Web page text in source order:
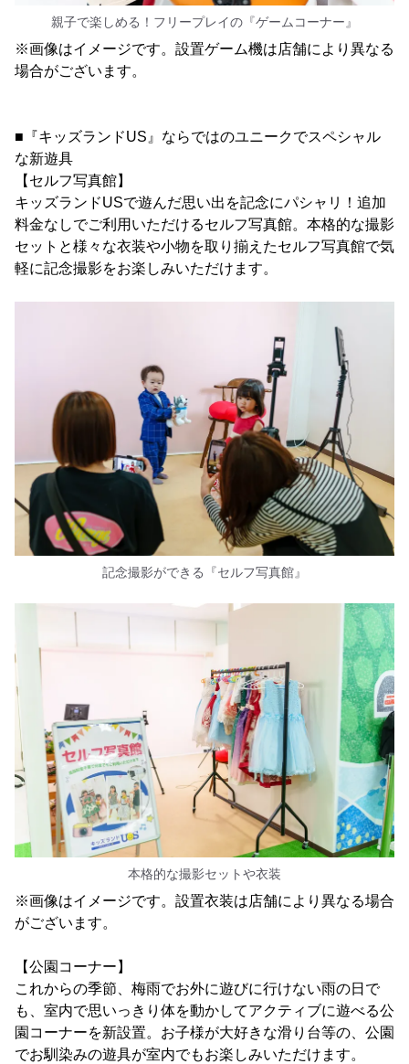
親子で楽しめる！フリープレイの『ゲームコーナー』
※画像はイメージです。設置ゲーム機は店舗により異なる
場合がございます。
■『キッズランドUS』ならではのユニークでスペシャル
な新遊具
【セルフ写真館】
キッズランドUSで遊んだ思い出を記念にパシャリ！追加
料金なしでご利用いただけるセルフ写真館。本格的な撮影
セットと様々な衣装や小物を取り揃えたセルフ写真館で気
軽に記念撮影をお楽しみいただけます。
記念撮影ができる『セルフ写真館』
本格的な撮影セットや衣装
※画像はイメージです。設置衣装は店舗により異なる場合
がございます。
【公園コーナー】
これからの季節、梅雨でお外に遊びに行けない雨の日で
も、室内で思いっきり体を動かしてアクティブに遊べる公
園コーナーを新設置。お子様が大好きな滑り台等の、公園
でお馴染みの遊具が室内でもお楽しみいただけます。